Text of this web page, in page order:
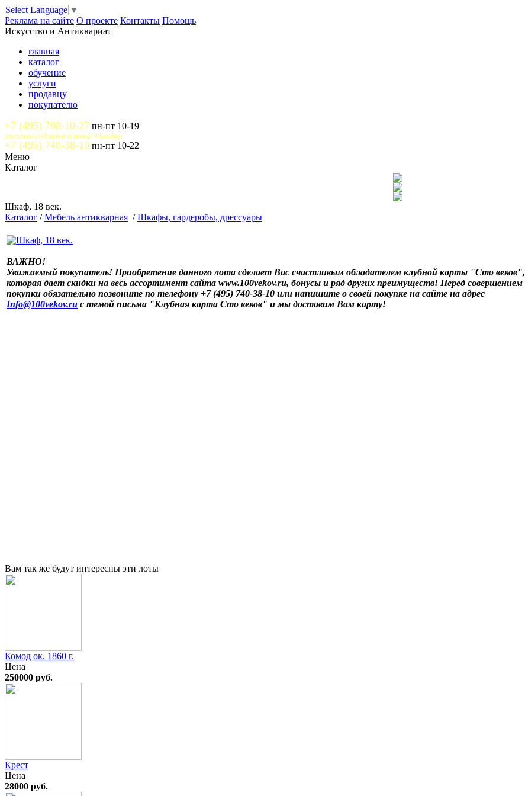
Select Language ▼
Реклама на сайте О проекте Контакты Помощь
Искусство и Антиквариат
главная
каталог
обучение
услуги
продавцу
покупателю
+7 (495) 798-10-27 пн-пт 10-19
доступны сообщения и звонки WhatsApp
+7 (495) 740-38-10 пн-пт 10-22
Меню
Каталог
Шкаф, 18 век.
Каталог /Мебель антикварная /Шкафы, гардеробы, дрессуары
ВАЖНО!
Уважаемый покупатель! Приобретение данного лота сделает Вас счастливым обладателем клубной карты "Сто веков",
которая дает скидки на весь ассортимент сайта www.100vekov.ru, бонусы и ряд других преимуществ! Перед совершением
покупки обязательно позвоните по телефону +7 (495) 740-38-10 или напишите о своей покупке на сайте на адрес
Info@100vekov.ru с темой письма "Клубная карта Сто веков" и мы доставим Вам карту!
Вам так же будут интересны эти лоты
Комод ок. 1860 г.
Цена
250000 руб.
Крест
Цена
28000 руб.